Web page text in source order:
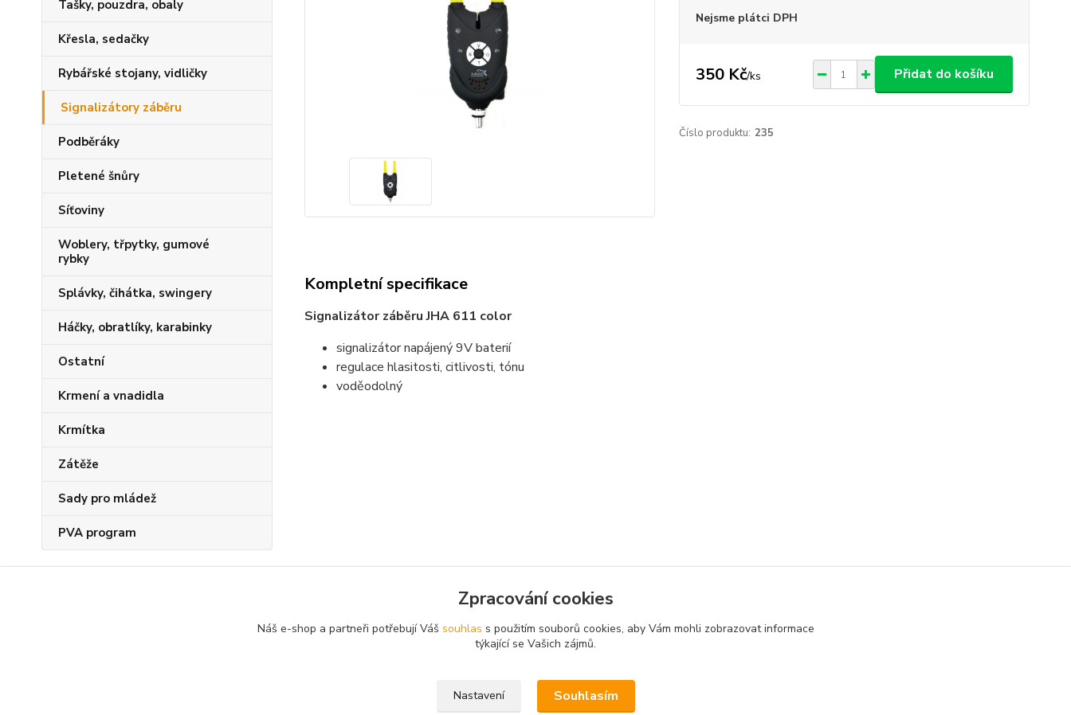
Tašky, pouzdra, obaly
Křesla, sedačky
Rybářské stojany, vidličky
Signalizátory záběru
Podběráky
Pletené šnůry
Síťoviny
Woblery, třpytky, gumové
rybky
Splávky, čihátka, swingery
Háčky, obratlíky, karabinky
Ostatní
Krmení a vnadidla
Krmítka
Zátěže
Sady pro mládež
PVA program
Nejsme plátci DPH
350 Kč/ks Přidat do košíku
Číslo produktu: 235
Kompletní specifikace
Signalizátor záběru JHA 611 color
signalizátor napájený 9V baterií
regulace hlasitosti, citlivosti, tónu
voděodolný
Zboží zařazeno v kategoriíchZpracování cookies
Náš e-shop a partneři potřebují Váš souhlas s použitím souborů cookies, aby Vám mohli zobrazovat informace
týkající se Vašich zájmů.
Nastavení Souhlasím